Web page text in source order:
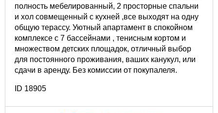
полность мебелированный, 2 просторные спальни
и хол совмещенный с кухней ,все выходят на одну
общую терассу. Уютный апартамент в спокойном
комплексе с 7 бассейнами , тенисным кортом и
множеством детских площадок, отличный выбор
для постоянного проживания, ваших канукул, или
сдачи в аренду. Без комиссии от покупалеля.
ID 18905